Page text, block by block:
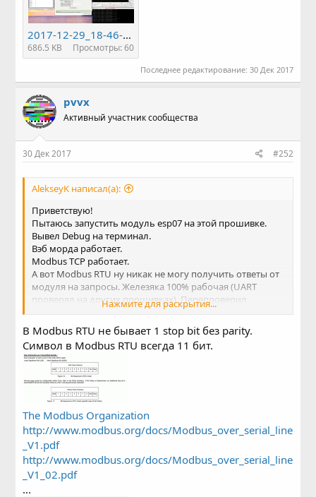
2017-12-29_18-46-35 (2) (2).png
686.5 KB Просмотры: 60
Последнее редактирование: 30 Дек 2017
pvvx
Активный участник сообщества
30 Дек 2017 #252
AlekseyK написал(а):
Приветствую!
Пытаюсь запустить модуль esp07 на этой прошивке.
Вывел Debug на терминал.
Вэб морда работает.
Modbus TCP работает.
А вот Modbus RTU ну никак не могу получить ответы от
модуля на запросы. Железяка 100% рабочая (UART
проверял на других прошивках). Перепроверил
осциллографом - на Rx модуля пакеты от поллера
приходят, на Tx тишина. Может есть подводные камни
какие?
В Debug порт выводятся сообщения о пакетах Modbus-
RTU, или еще лучше трафик с UART-а ESP8266?
Нажмите для раскрытия...
В Modbus RTU не бывает 1 stop bit без parity.
Символ в Modbus RTU всегда 11 бит.
The Modbus Organization
http://www.modbus.org/docs/Modbus_over_serial_line
_V1.pdf
http://www.modbus.org/docs/Modbus_over_serial_line
_V1_02.pdf
...